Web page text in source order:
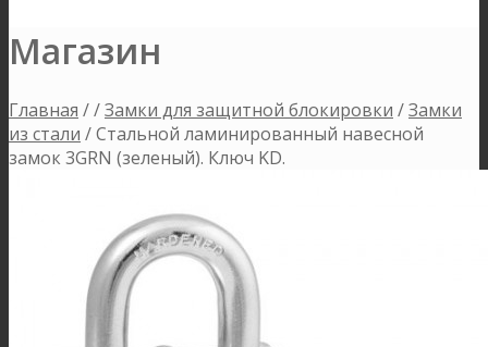
Магазин
Главная //Замки для защитной блокировки /Замки
из стали /Стальной ламинированный навесной
замок 3GRN (зеленый). Ключ KD.